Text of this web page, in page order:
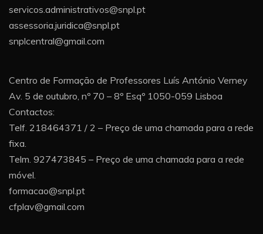
servicos.administrativos@snpl.pt
assessoria.juridica@snpl.pt
snplcentral@gmail.com
Centro de Formação de Professores Luís António Verney
Av. 5 de outubro, nº 70 – 8º Esqº 1050-059 Lisboa
Contactos:
Telf. 218464371 / 2 – Preço de uma chamada para a rede
fixa.
Telm. 927473845 – Preço de uma chamada para a rede
móvel.
formacao@snpl.pt
cfplav@gmail.com